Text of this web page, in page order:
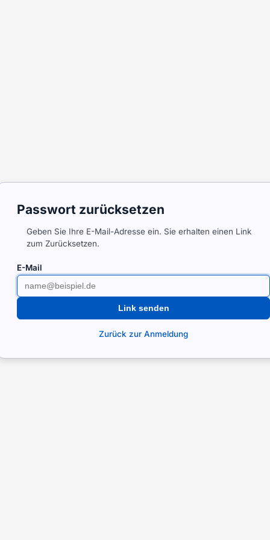
Passwort zurücksetzen
Geben Sie Ihre E-Mail-Adresse ein. Sie erhalten einen Link
zum Zurücksetzen.
E-Mail
Link senden
Zurück zur Anmeldung